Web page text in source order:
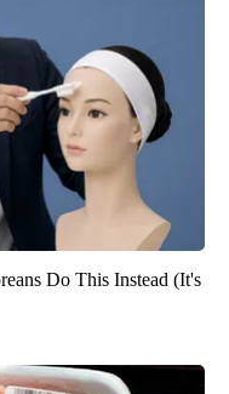
Do This Instead (It's